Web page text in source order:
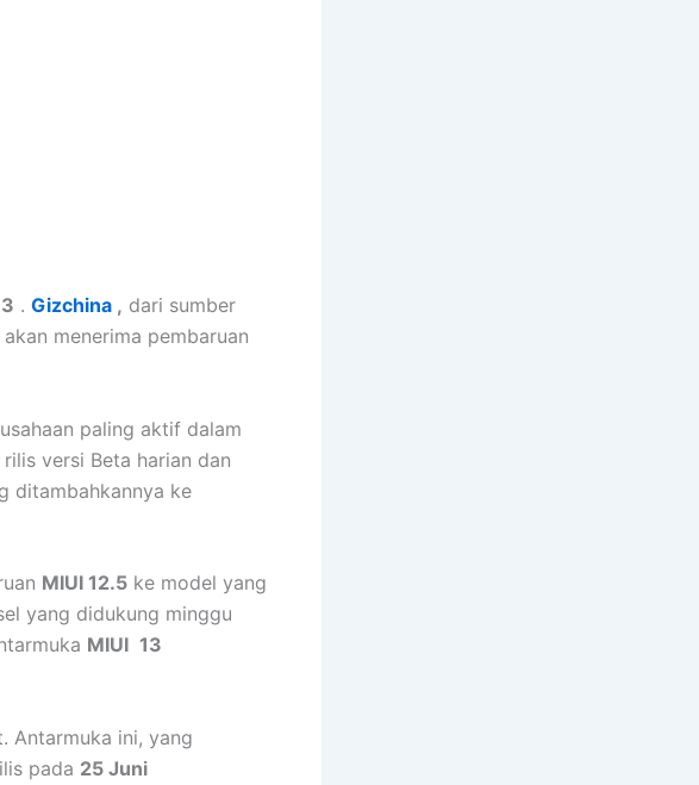
. Gizchina , dari sumber
menerima pembaruan
paling aktif dalam
versi Beta harian dan
ditambahkannya ke
MIUI 12.5 ke model yang
yang didukung minggu
MIUI 13
Antarmuka ini, yang
pada 25 Juni